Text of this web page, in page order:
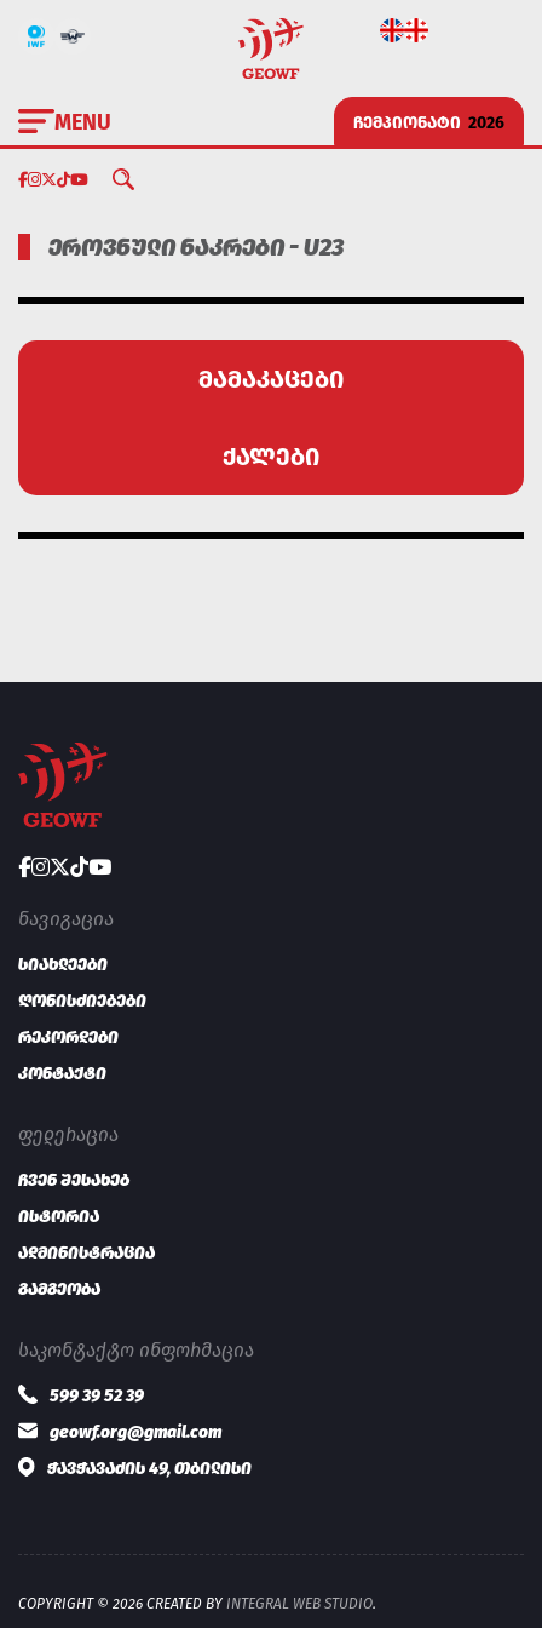
MENU ᲩᲔᲛᲞᲘᲝᲜᲐᲢᲘ 2026
ᲔᲠᲝᲕᲜᲣᲚᲘ ᲜᲐᲙᲠᲔᲑᲘ - U23
მამაკაცები
ქალები
ᲜᲐᲕᲘᲒᲐᲪᲘᲐ
სიახლეები
ღონისძიებები
რეკორდები
კონტაქტი
ᲤᲔᲓᲔᲠᲐᲪᲘᲐ
ჩვენ შესახებ
ისტორია
ადმინისტრაცია
გამგეობა
ᲡᲐᲙᲝᲜᲢᲐᲥᲢᲝ ᲘᲜᲤᲝᲠᲛᲐᲪᲘᲐ
599 39 52 39
geowf.org@gmail.com
ჭავჭავაძის 49, თბილისი
COPYRIGHT © 2026 CREATED BY INTEGRAL WEB STUDIO.